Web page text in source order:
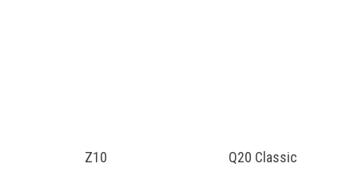
Z10 Q20 Classic